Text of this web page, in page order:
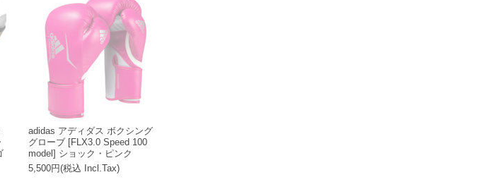
adidas アディダス ボクシング
グローブ [FLX3.0 Speed 100
model] ショック・ピンク
5,500円(税込 Incl.Tax)